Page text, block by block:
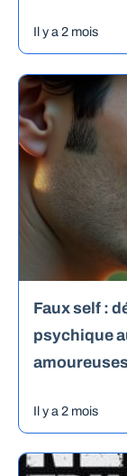
Il y a 2 mois
Faux self :
psychique
amoureuses
Il y a 2 mois